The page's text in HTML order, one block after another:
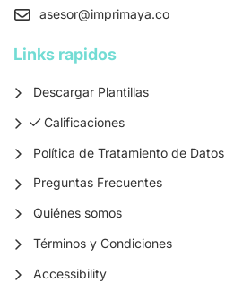
asesor@imprimaya.co
Links rapidos
Descargar Plantillas
Calificaciones
Calificaciones
Política de Tratamiento de Datos
Preguntas Frecuentes
Quiénes somos
Términos y Condiciones
Accessibility